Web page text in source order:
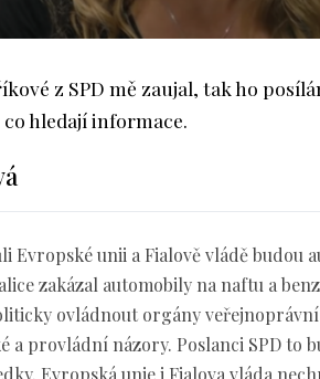
z SPD mě zaujal, tak ho
hledají informace.
Evropské unii a Fialově vládě budou
zakázal automobily na naftu a
ovládnout orgány
a provládní názory. Poslanci SPD to
Evropská unie i Fialova vláda